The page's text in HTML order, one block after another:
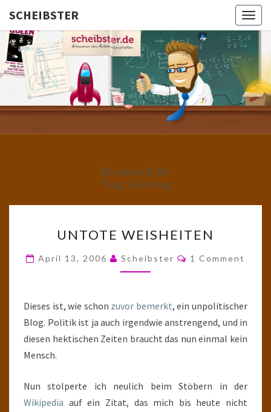
SCHEIBSTER
Gutbürgerliche
Reime Und
Mehr! In
Blogform.
School!
Browsed By
Tag: Göring
WEISHEITEN
UNTOTE WEISHEITEN
April 13, 2006 Scheibster Comments
1 Comment
Dieses ist, wie schon zuvor bemerkt, ein unpolitischer
Blog. Politik ist ja auch irgendwie anstrengend, und in
diesen hektischen Zeiten braucht das nun einmal kein
Mensch.
Nun stolperte ich neulich beim Stöbern in der
Wikipedia auf ein Zitat, das mich bis heute nicht